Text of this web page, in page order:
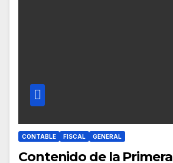
CONTABLE FISCAL GENERAL
Contenido de la Primera